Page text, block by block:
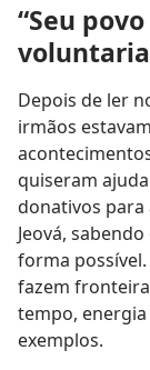
“Seu
Depois de ler
irmãos
quiseram
donativos para
Jeová,
forma
fazem
tempo, energia
exemplos.